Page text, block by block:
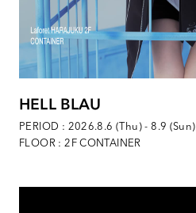
HELL BLAU
PERIOD : 2026.8.6 (Thu) - 8.9 (Sun)
FLOOR : 2F CONTAINER